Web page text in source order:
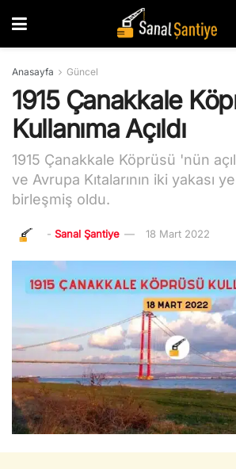
Anasayfa Güncel
1915 Çanakkale
Kullanıma Açıldı
1915 Çanakkale Köprüsü 'nün
ve Avrupa Kıtalarının iki yakası
birleşmiş oldu.
- Sanal Şantiye 18 Mart 2022